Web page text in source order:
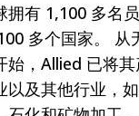
拥有 1,100 多名
多个国家。 从
始，Allied 已将
以及其他行业，